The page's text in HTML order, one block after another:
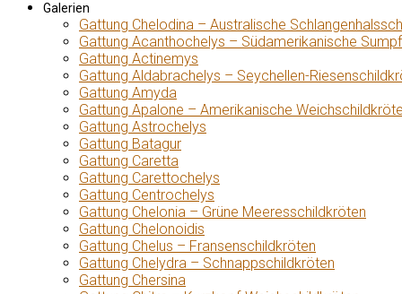
Galerien
Gattung Chelodina – Australische
Gattung Acanthochelys – Südamerikanische
Gattung Actinemys
Gattung Aldabrachelys – Seychellen-
Gattung Amyda
Gattung Apalone – Amerikanische
Gattung Astrochelys
Gattung Batagur
Gattung Caretta
Gattung Carettochelys
Gattung Centrochelys
Gattung Chelonia – Grüne Meeresschildkröten
Gattung Chelonoidis
Gattung Chelus – Fransenschildkröten
Gattung Chelydra – Schnappschildkröten
Gattung Chersina